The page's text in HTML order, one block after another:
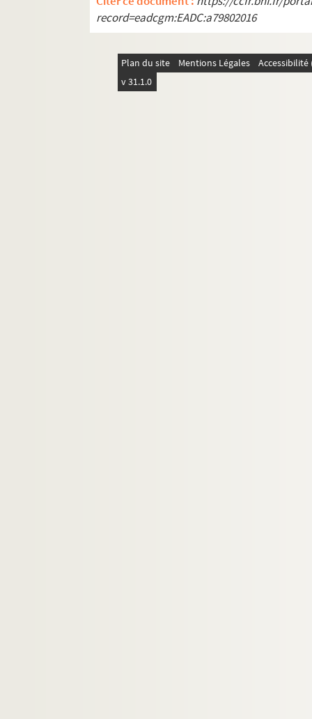
record=eadcgm:EADC:a79802016
Plan du site Mentions Légales
v 31.1.0